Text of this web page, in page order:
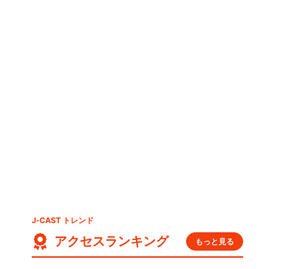
J-CAST トレンド
アクセスランキング もっと見る